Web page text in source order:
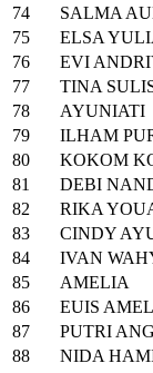
74
SALMA
75
ELSA
76
EVI
77
TINA
78
AYUNIATI
79
ILHAM
80
KOKOM
81
DEBI
82
RIKA
83
CINDY
84
IVAN
85
AMELIA
86
EUIS
87
PUTRI
88
NIDA